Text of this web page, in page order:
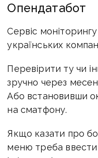
Опендатабот
Cервіс
українських
Перевірити ту чи
зручно через
Або встановивши
на сматфону.
Якщо казати про
меню треба ввести